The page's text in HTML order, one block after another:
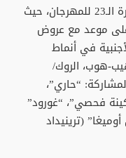
وستحتضن منصة R.U.C أمسيات الدورة الـ23 للمهرجان، حيث
موعد مع عروض
في أنماط
هوب، الروك/
“حاري”،
فحصي”، “غورود”
(ترينيداد